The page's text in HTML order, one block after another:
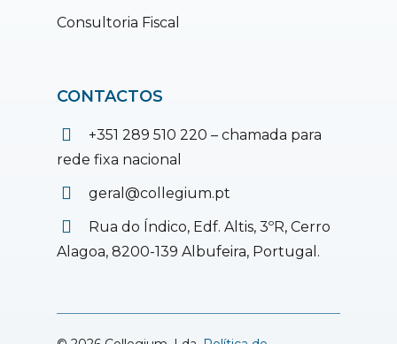
Consultoria Fiscal
CONTACTOS
+351 289 510 220 – chamada para
rede fixa nacional
geral@collegium.pt
Rua do Índico, Edf. Altis, 3ºR, Cerro
Alagoa, 8200-139 Albufeira, Portugal.